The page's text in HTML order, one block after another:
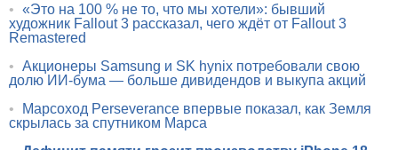
• «Это на 100 % не то, что мы хотели»: бывший
художник Fallout 3 рассказал, чего ждёт от Fallout 3
Remastered
• Акционеры Samsung и SK hynix потребовали свою
долю ИИ-бума — больше дивидендов и выкупа акций
•
Марсоход Perseverance впервые показал, как Земля
скрылась за спутником Марса